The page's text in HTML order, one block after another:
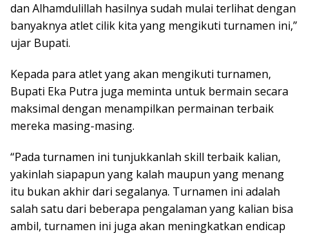
dan Alhamdulillah hasilnya sudah mulai terlihat dengan
banyaknya atlet cilik kita yang mengikuti turnamen ini,”
ujar Bupati.
Kepada para atlet yang akan mengikuti turnamen,
Bupati Eka Putra juga meminta untuk bermain secara
maksimal dengan menampilkan permainan terbaik
mereka masing-masing.
“Pada turnamen ini tunjukkanlah skill terbaik kalian,
yakinlah siapapun yang kalah maupun yang menang
itu bukan akhir dari segalanya. Turnamen ini adalah
salah satu dari beberapa pengalaman yang kalian bisa
ambil, turnamen ini juga akan meningkatkan endicap